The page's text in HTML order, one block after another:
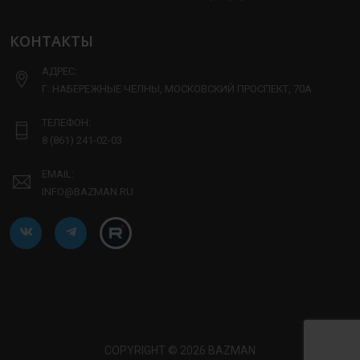
КОНТАКТЫ
АДРЕС:
Г. НАБЕРЕЖНЫЕ ЧЕЛНЫ, МОСКОВСКИЙ ПРОСПЕКТ, 70А
ТЕЛЕФОН:
8 (861) 241-02-03
EMAIL:
INFO@BAZMAN.RU
COPYRIGHT © 2026 BAZMAN